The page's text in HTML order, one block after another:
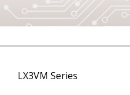
LX3VM Series